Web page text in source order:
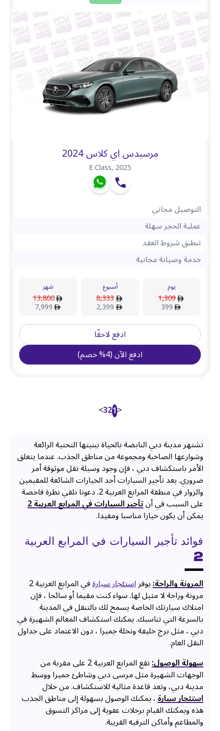
مرسيدس اي كلاس 2024
E Class,2025
التوصيل مجاني
عملية الحجز سهلة
تنطبق شروط العقد
خدمة وصيانة مجانية
يوم
1,309
399
أسبوع
8,333
2,399
شهر
13,800
7,999
ادفع لاحقًا
ادفع الآن(
4
%خصم)
<
1
2
3
>
تشتهر مدينة دبي النابضة بالحياة ببنيتها التحتية الرائعة
وشوارعها الصاخبة ومجموعة من مناطق الجذب. عندما يتعلق
الأمر باستكشاف دبي ، فإن وجود وسيلة نقل موثوقة أمر
ضروري. يعد تأجير السيارات أحد الخيارات الشائعة للمقيمين
والزوار في منطقة المرابع العربية 2. دعونا نلقي نظرة فاحصة
على السبب في أنتأجير السيارات في المرابع العربية 2
يمكن أن يكون خيارا مناسبا ومفيدا.
فوائد تأجير السيارات في المرابع العربية
2
المرونة والراحة:يوفراستئجار سيارة في المرابع العربية 2
مرونة وراحة لا مثيل لها. سواء كنت مقيما أو سائحا ، فإن
امتلاك سيارتك الخاصة يسمح لك بالتنقل في المدينة
بالسرعة التي تناسبك. يمكنك استكشاف المعالم الشهيرة في
دبي ، مثل برج خليفة ونخلة جميرا ، دون الاعتماد على جداول
النقل العام.
سهولة الوصول:
تقع المرابع العربية 2 على مقربة من
الوجهات الشهيرة مثل مرسى دبي وشاطئ جميرا ووسط
مدينة دبي، وتعد قاعدة مثالية للاستكشاف. من خلال
استئجار سيارة، يمكنك الوصول بسهولة إلى مناطق الجذب
هذه ويمكنك القيام برحلات عفوية إلى مراكز التسوق
والمطاعم وأماكن الترفيه القريبة.